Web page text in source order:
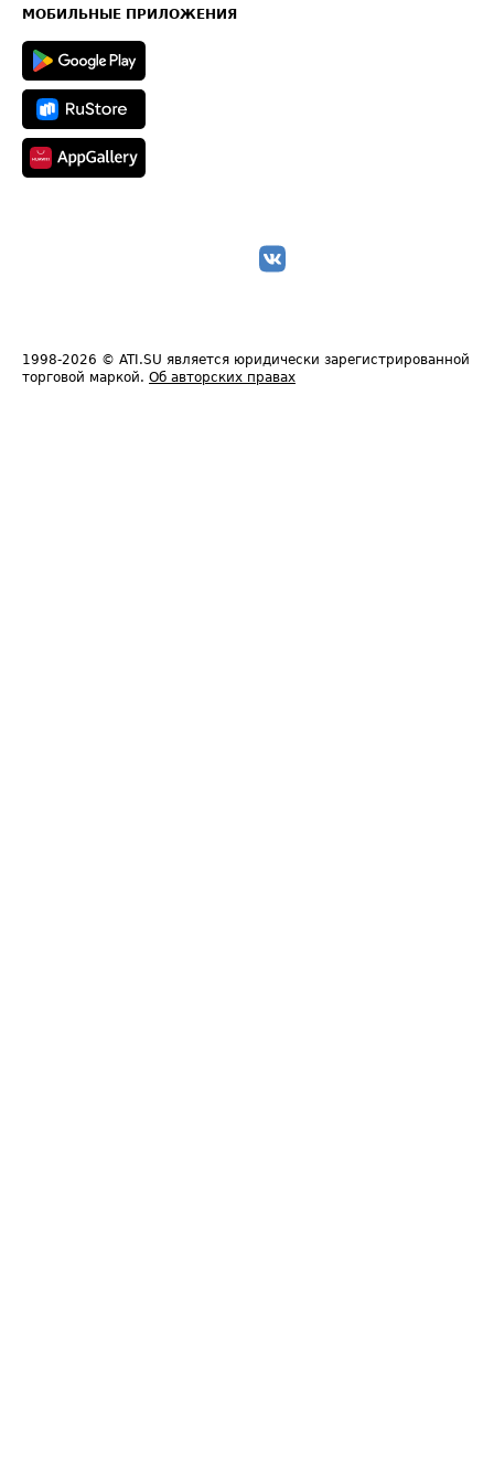
Техническая информация
МОБИЛЬНЫЕ ПРИЛОЖЕНИЯ
1998-2026 © ATI.SU является юридически зарегистрированной
торговой маркой. Об авторских правах